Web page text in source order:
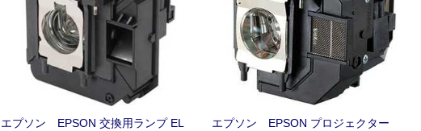
エプソン EPSON 交換用ランプ EL
エプソン EPSON プロジェクター